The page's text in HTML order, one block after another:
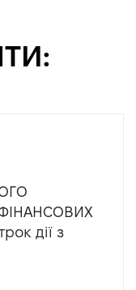
дії з